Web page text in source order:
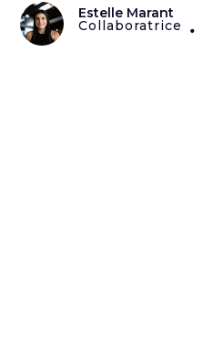
Estelle Marant
Collaboratrice •